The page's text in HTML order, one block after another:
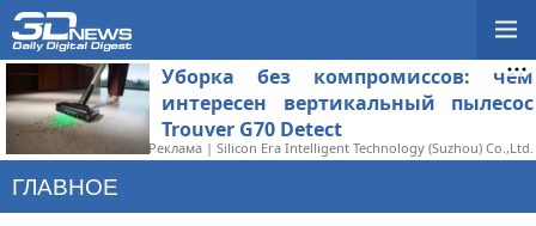
Уборка без компромиссов: чем
интересен вертикальный пылесос
Trouver G70 Detect
Реклама | Silicon Era Intelligent Technology (Suzhou) Co.,Ltd.
ГЛАВНОЕ